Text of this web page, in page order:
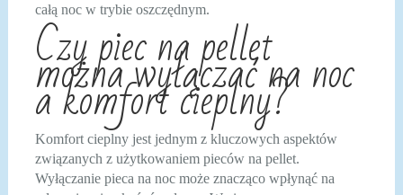
całą noc w trybie oszczędnym.
Czy piec na pellet
można wyłączać na noc
a komfort cieplny?
Komfort cieplny jest jednym z kluczowych aspektów
związanych z użytkowaniem pieców na pellet.
Wyłączanie pieca na noc może znacząco wpłynąć na